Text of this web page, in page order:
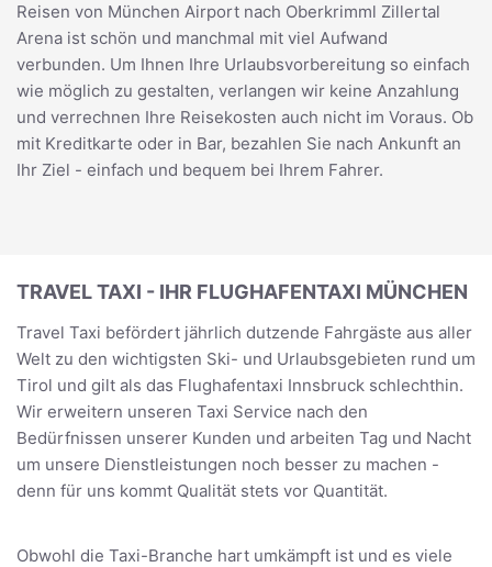
Reisen von München Airport nach Oberkrimml Zillertal
Arena ist schön und manchmal mit viel Aufwand
verbunden. Um Ihnen Ihre Urlaubsvorbereitung so einfach
wie möglich zu gestalten, verlangen wir keine Anzahlung
und verrechnen Ihre Reisekosten auch nicht im Voraus. Ob
mit Kreditkarte oder in Bar, bezahlen Sie nach Ankunft an
Ihr Ziel - einfach und bequem bei Ihrem Fahrer.
TRAVEL TAXI - IHR FLUGHAFENTAXI MÜNCHEN
Travel Taxi befördert jährlich dutzende Fahrgäste aus aller
Welt zu den wichtigsten Ski- und Urlaubsgebieten rund um
Tirol und gilt als das Flughafentaxi Innsbruck schlechthin.
Wir erweitern unseren Taxi Service nach den
Bedürfnissen unserer Kunden und arbeiten Tag und Nacht
um unsere Dienstleistungen noch besser zu machen -
denn für uns kommt Qualität stets vor Quantität.
Obwohl die Taxi-Branche hart umkämpft ist und es viele